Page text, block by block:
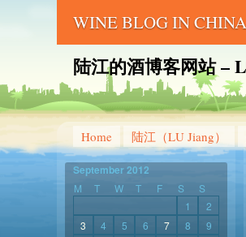
WINE BLOG IN
陆江的酒博客网站 –
Home 陆江（LU Jiang）
September 2012
M T W T F S
S
1
2
3
4 5 6 7 8
9